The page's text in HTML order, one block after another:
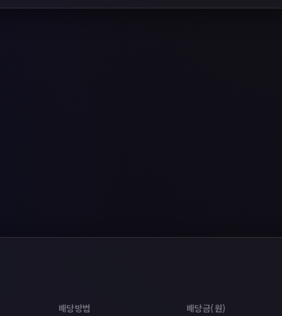
배당방법 배당금(원)